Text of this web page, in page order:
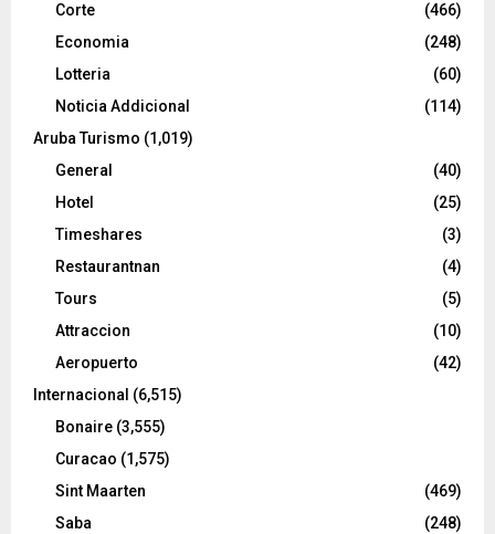
Corte
(466)
Economia
(248)
Lotteria
(60)
Noticia Addicional
(114)
Aruba Turismo (1,019)
General
(40)
Hotel
(25)
Timeshares
(3)
Restaurantnan
(4)
Tours
(5)
Attraccion
(10)
Aeropuerto
(42)
Internacional (6,515)
Bonaire (3,555)
Curacao (1,575)
Sint Maarten
(469)
Saba
(248)